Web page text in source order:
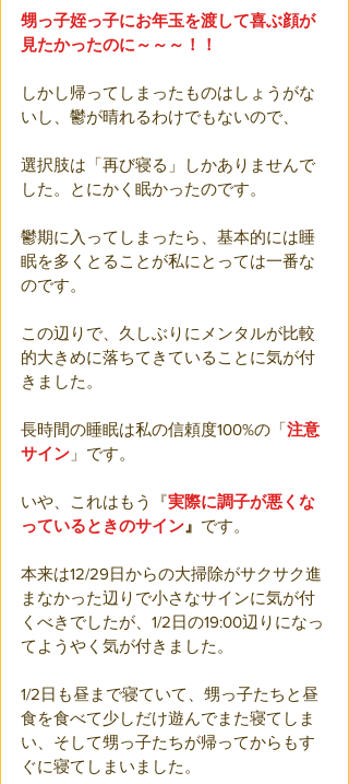
甥っ子姪っ子にお年玉を渡して喜ぶ顔が
見たかったのに～～～！！
しかし帰ってしまったものはしょうがな
いし、鬱が晴れるわけでもないので、
選択肢は「再び寝る」しかありませんで
した。とにかく眠かったのです。
鬱期に入ってしまったら、基本的には睡
眠を多くとることが私にとっては一番な
のです。
この辺りで、久しぶりにメンタルが比較
的大きめに落ちてきていることに気が付
きました。
長時間の睡眠は私の信頼度100%の「注意
サイン 」です。
いや、これはもう『実際に調子が悪くな
っているときのサイン 』 です。
本来は12/29日からの大掃除がサクサク進
まなかった辺りで小さなサインに気が付
くべきでしたが、1/2日の19:00辺りになっ
てようやく気が付きました。
1/2日も昼まで寝ていて、甥っ子たちと昼
食を食べて少しだけ遊んでまた寝てしま
い、そして甥っ子たちが帰ってからもす
ぐに寝てしまいました。